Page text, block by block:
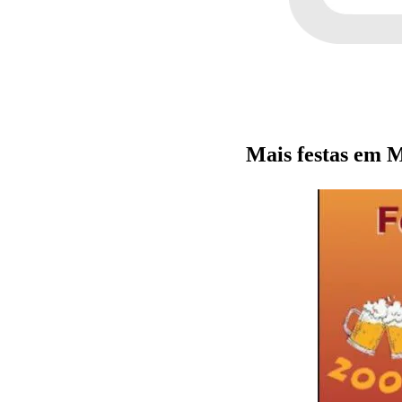
Mais festas em